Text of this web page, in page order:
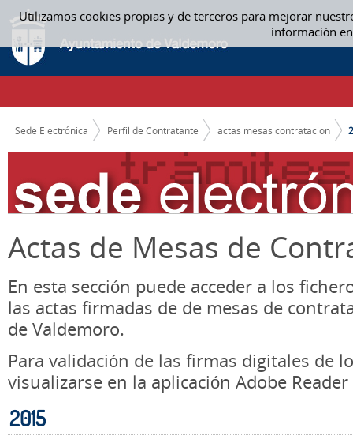
Utilizamos cookies propias y de terceros para mejorar
información
Saltar al contenido
2015 - ACTAS MESAS CONTRATACION
CAMINO DE MIGAS
Sede Electrónica Perfil de Contratante actas mesas contratacion
Actas de Mesas de
En esta sección puede acceder a los
las actas firmadas de de mesas de
de Valdemoro.
Para validación de las firmas digitales de
visualizarse en la aplicación Adobe Reader
2015